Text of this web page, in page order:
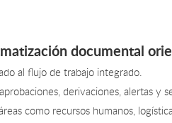
documental
al flujo de trabajo integrado.
derivaciones, alertas y
como recursos humanos,